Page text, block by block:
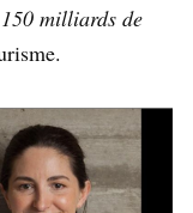
milliards de